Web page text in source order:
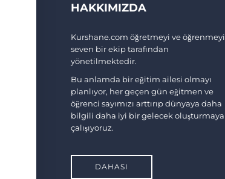
HAKKIMIZDA
Kurshane.com öğretmeyi ve öğrenmeyi
seven bir ekip tarafından
yönetilmektedir.
Bu anlamda bir eğitim ailesi olmayı
planlıyor, her geçen gün eğitmen ve
öğrenci sayımızı arttırıp dünyaya daha
bilgili daha iyi bir gelecek oluşturmaya
çalışıyoruz.
DAHASI